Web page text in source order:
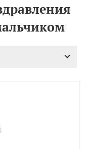
памяти
и
Пантелеимона
Чудотворца
полета на
Святой Клары —